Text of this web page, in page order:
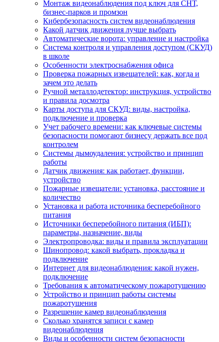
Монтаж видеонаблюдения под ключ для СНТ,
бизнес‑парков и промзон
Кибербезопасность систем видеонаблюдения
Какой датчик движения лучше выбрать
Автоматические ворота: управление и настройка
Система контроля и управления доступом (СКУД)
в школе
Особенности электроснабжения офиса
Проверка пожарных извещателей: как, когда и
зачем это делать
Ручной металлодетектор: инструкция, устройство
и правила досмотра
Карты доступа для СКУД: виды, настройка,
подключение и проверка
Учет рабочего времени: как ключевые системы
безопасности помогают бизнесу держать все под
контролем
Системы дымоудаления: устройство и принцип
работы
Датчик движения: как работает, функции,
устройство
Пожарные извещатели: установка, расстояние и
количество
Установка и работа источника бесперебойного
питания
Источники бесперебойного питания (ИБП):
параметры, назначение, виды
Электропроводка: виды и правила эксплуатации
Шинопровод: какой выбрать, прокладка и
подключение
Интернет для видеонаблюдения: какой нужен,
подключение
Требования к автоматическому пожаротушению
Устройство и принцип работы системы
пожаротушения
Разрешение камер видеонаблюдения
Сколько хранятся записи с камер
видеонаблюдения
Виды и особенности систем безопасности